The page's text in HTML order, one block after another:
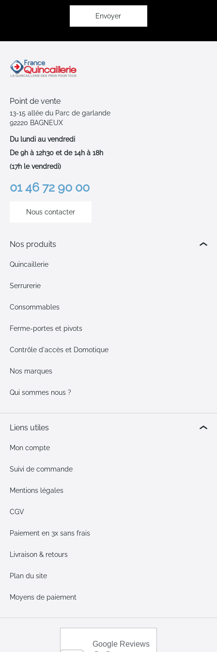
Envoyer
Point de vente
13-15 allée du Parc de garlande
92220 BAGNEUX
Du lundi au vendredi
De 9h à 12h30 et de 14h à 18h
(17h le vendredi)
01 46 72 90 00
Nous contacter
Nos produits
Quincaillerie
Serrurerie
Consommables
Ferme-portes et pivots
Contrôle d'accès et Domotique
Nos marques
Qui sommes nous ?
Liens utiles
Mon compte
Suivi de commande
Mentions légales
CGV
Paiement en 3x sans frais
Livraison & retours
Plan du site
Moyens de paiement
Google Reviews